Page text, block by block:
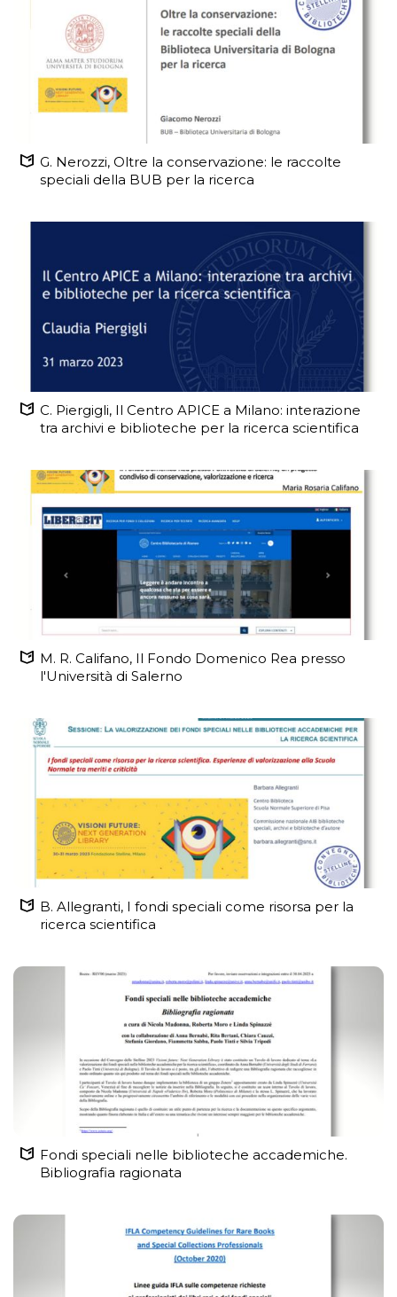
G. Nerozzi, Oltre la conservazione: le raccolte
speciali della BUB per la ricerca
C. Piergigli, Il Centro APICE a Milano: interazione
tra archivi e biblioteche per la ricerca scientifica
M. R. Califano, Il Fondo Domenico Rea presso
l'Università di Salerno
B. Allegranti, I fondi speciali come risorsa per la
ricerca scientifica
Fondi speciali nelle biblioteche accademiche.
Bibliografia ragionata